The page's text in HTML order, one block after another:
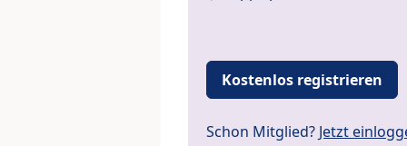
Kostenlos registrieren
Schon Mitglied? Jetzt